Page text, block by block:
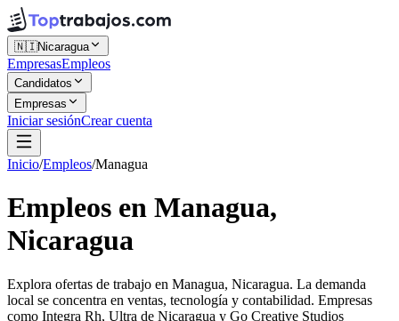
🇳🇮Nicaragua
EmpresasEmpleos
Candidatos
Empresas
Iniciar sesiónCrear cuenta
Inicio/Empleos/Managua
Empleos en Managua,
Nicaragua
Explora ofertas de trabajo en Managua, Nicaragua. La demanda
local se concentra en ventas, tecnología y contabilidad. Empresas
como Integra Rh, Ultra de Nicaragua y Go Creative Studios